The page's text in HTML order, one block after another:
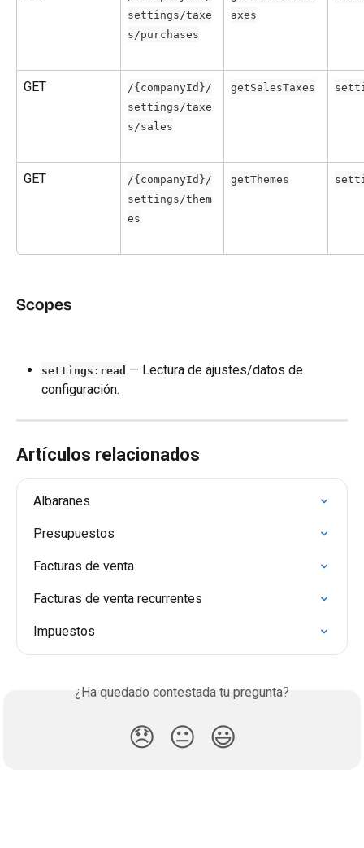
settings/taxe
s/purchases
axes
GET
/{companyId}/
settings/taxe
s/sales
getSalesTaxes
GET
/{companyId}/
settings/them
es
getThemes
Scopes
settings:read — Lectura de ajustes/datos de
configuración.
Artículos relacionados
Albaranes
Presupuestos
Facturas de venta
Facturas de venta recurrentes
Impuestos
¿Ha quedado contestada tu pregunta?
😞 😐 😃